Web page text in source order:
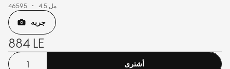
46595 4.5 مل
جربه
884 LE
أشترى